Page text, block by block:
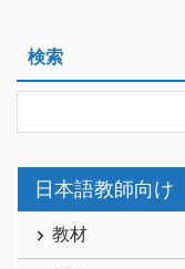
検索
日本語教師向け
教材